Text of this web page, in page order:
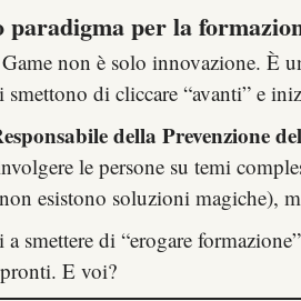
paradigma per la
non è solo innovazione. È
smettono di cliccare “avanti” e
della Prevenzione
le persone su temi
esistono soluzioni magiche),
smettere di “erogare
E voi?